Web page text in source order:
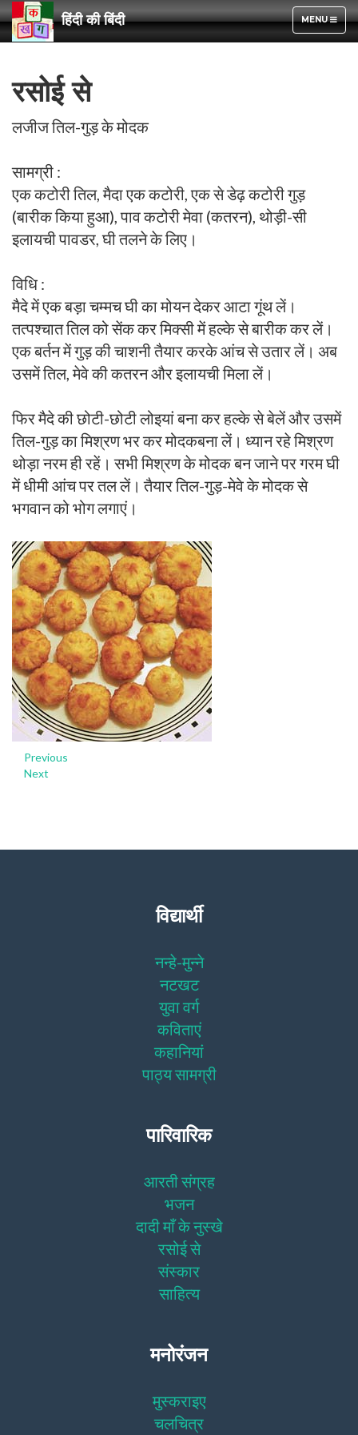
TOGGLE
NAVIGATION
MENU
हिंदी की बिंदी
रसोई से
लजीज तिल-गुड़ के मोदक
सामग्री :
एक कटोरी तिल, मैदा एक कटोरी, एक से डेढ़ कटोरी गुड़
(बारीक किया हुआ), पाव कटोरी मेवा (कतरन), थोड़ी-सी
इलायची पावडर, घी तलने के लिए।
विधि :
मैदे में एक बड़ा चम्मच घी का मोयन देकर आटा गूंथ लें।
तत्पश्चात तिल को सेंक कर मिक्सी में हल्के से बारीक कर लें।
एक बर्तन में गुड़ की चाशनी तैयार करके आंच से उतार लें। अब
उसमें तिल, मेवे की कतरन और इलायची मिला लें।
फिर मैदे की छोटी-छोटी लोइयां बना कर हल्के से बेलें और उसमें
तिल-गुड़ का मिश्रण भर कर मोदकबना लें। ध्यान रहे मिश्रण
थोड़ा नरम ही रहें। सभी मिश्रण के मोदक बन जाने पर गरम घी
में धीमी आंच पर तल लें। तैयार तिल-गुड़-मेवे के मोदक से
भगवान को भोग लगाएं।
Previous
Next
विद्यार्थी
नन्हे-मुन्ने
नटखट
युवा वर्ग
कविताएं
कहानियां
पाठ्य सामग्री
पारिवारिक
आरती संग्रह
भजन
दादी माँ के नुस्खे
रसोई से
संस्कार
साहित्य
मनोरंजन
मुस्कराइए
चलचित्र